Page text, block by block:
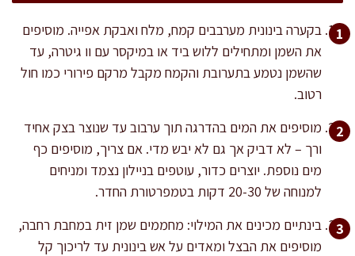
בקערה בינונית מערבבים קמח, מלח ואבקת אפייה. מוסיפים
את השמן ומתחילים ללוש ביד או במיקסר עם וו גיטרה, עד
שהשמן נטמע בתערובת והקמח מקבל מרקם פירורי כמו חול
רטוב.
מוסיפים את המים בהדרגה תוך ערבוב עד שנוצר בצק אחיד
ורך – לא דביק אך גם לא יבש מדי. אם צריך, מוסיפים כף
מים נוספת. יוצרים כדור, עוטפים בניילון נצמד ומניחים
למנוחה של 20-30 דקות בטמפרטורת החדר.
בינתיים מכינים את המילוי: מחממים שמן זית במחבת רחבה,
מוסיפים את הבצל ומאדים על אש בינונית עד לריכוך קל